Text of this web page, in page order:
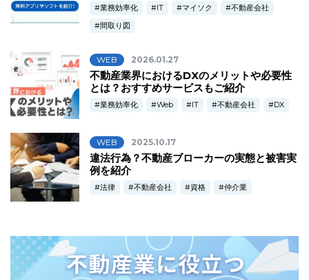
業務効率化 IT マイソク
不動産会社
間取り図
WEB 2026.01.27
不動産業界におけるDXのメリットや必要性
とは？おすすめサービスもご紹介
業務効率化 Web IT 不動産会社 DX
WEB 2025.10.17
違法行為？不動産ブローカーの実態と被害実
例を紹介
法律 不動産会社 資格 仲介業